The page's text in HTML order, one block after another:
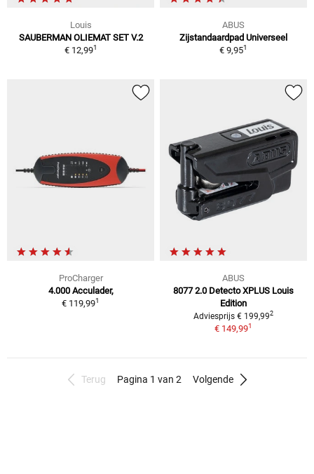
Louis
SAUBERMAN OLIEMAT SET V.2
€ 12,991
ABUS
Zijstandaardpad Universeel
€ 9,951
ProCharger
4.000 Acculader,
€ 119,991
ABUS
8077 2.0 Detecto XPLUS Louis
Edition
Adviesprijs € 199,992
€ 149,991
Terug Pagina 1 van 2 Volgende